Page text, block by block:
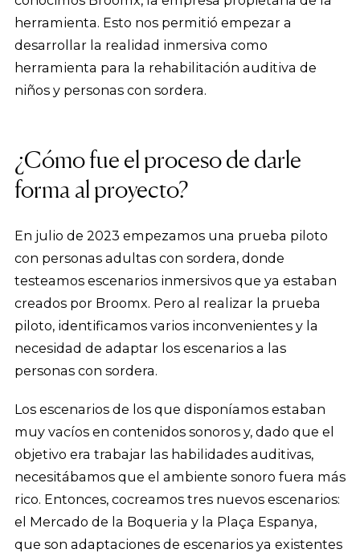
herramienta. Esto nos permitió empezar a
desarrollar la realidad inmersiva como
herramienta para la rehabilitación auditiva de
niños y personas con sordera.
¿Cómo fue el proceso de darle
forma al proyecto?
En julio de 2023 empezamos una prueba piloto
con personas adultas con sordera, donde
testeamos escenarios inmersivos que ya estaban
creados por Broomx. Pero al realizar la prueba
piloto, identificamos varios inconvenientes y la
necesidad de adaptar los escenarios a las
personas con sordera.
Los escenarios de los que disponíamos estaban
muy vacíos en contenidos sonoros y, dado que el
objetivo era trabajar las habilidades auditivas,
necesitábamos que el ambiente sonoro fuera más
rico. Entonces, cocreamos tres nuevos escenarios:
el Mercado de la Boqueria y la Plaça Espanya,
que son adaptaciones de escenarios ya existentes